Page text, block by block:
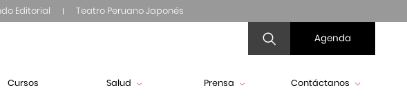
Editorial Teatro Peruano Japonés
Agenda
Cursos Salud Prensa Contáctanos